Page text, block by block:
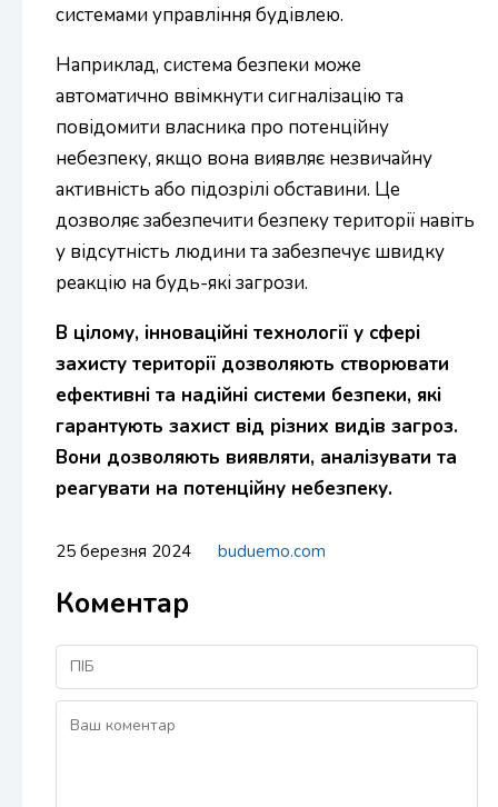
системами управління будівлею.
Наприклад, система безпеки може
автоматично ввімкнути сигналізацію та
повідомити власника про потенційну
небезпеку, якщо вона виявляє незвичайну
активність або підозрілі обставини. Це
дозволяє забезпечити безпеку території навіть
у відсутність людини та забезпечує швидку
реакцію на будь-які загрози.
В цілому, інноваційні технології у сфері
захисту території дозволяють створювати
ефективні та надійні системи безпеки, які
гарантують захист від різних видів загроз.
Вони дозволяють виявляти, аналізувати та
реагувати на потенційну небезпеку.
25 березня 2024 buduemo.com
Коментар